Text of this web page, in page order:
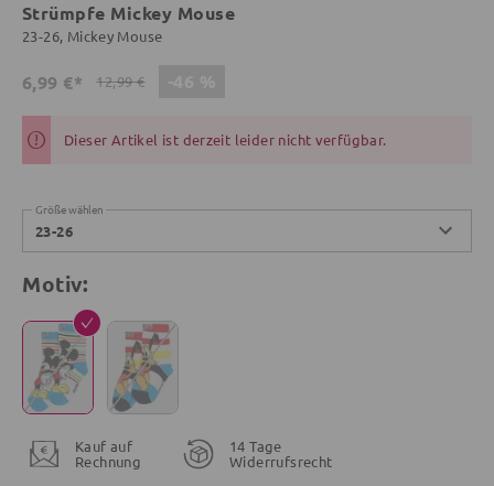
Strümpfe Mickey Mouse
23-26, Mickey Mouse
6,99 €* 12,99 €
Dieser Artikel ist derzeit leider nicht verfügbar.
Größe wählen
23-26
Motiv:
Kauf auf
Rechnung
14 Tage
Widerrufsrecht